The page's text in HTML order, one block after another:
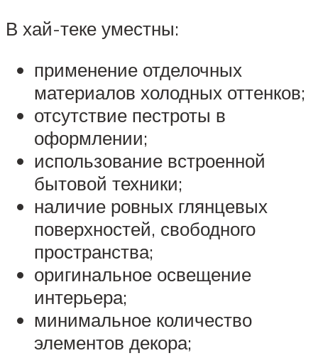
В хай-теке уместны:
применение отделочных
материалов холодных оттенков;
отсутствие пестроты в
оформлении;
использование встроенной
бытовой техники;
наличие ровных глянцевых
поверхностей, свободного
пространства;
оригинальное освещение
интерьера;
минимальное количество
элементов декора;